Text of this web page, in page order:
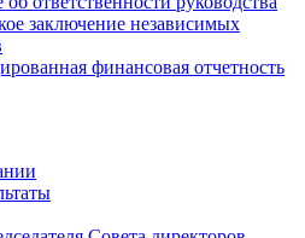
заключение независимых
финансовая отчетность